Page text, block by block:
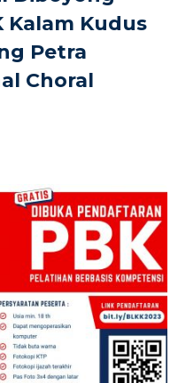
Kalam Kudus
Petra
Choral